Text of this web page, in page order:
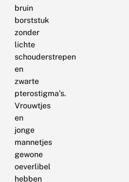
bruin
borststuk
zonder
lichte
schouderstrepen
en
zwarte
pterostigma’s.
Vrouwtjes
en
jonge
mannetjes
gewone
oeverlibel
hebben